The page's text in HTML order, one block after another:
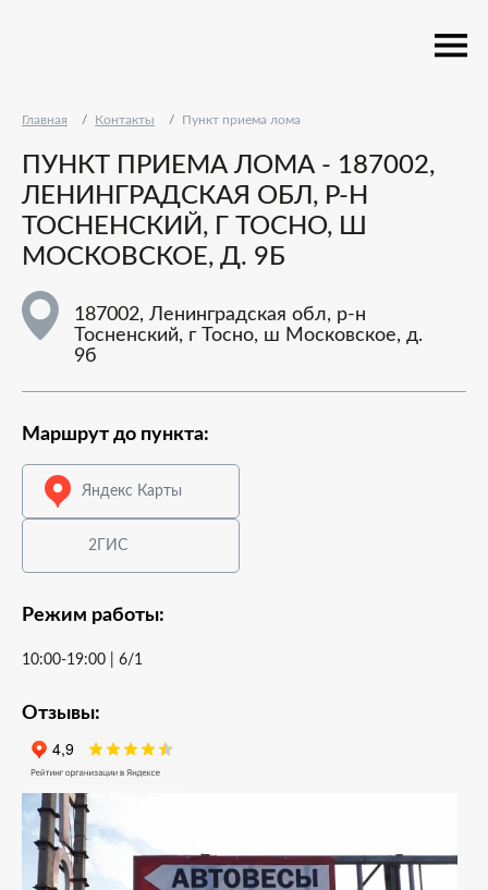
Главная Контакты Пункт приема лома
ПУНКТ ПРИЕМА ЛОМА - 187002,
ЛЕНИНГРАДСКАЯ ОБЛ, Р-Н
ТОСНЕНСКИЙ, Г ТОСНО, Ш
МОСКОВСКОЕ, Д. 9Б
187002, Ленинградская обл, р-н
Тосненский, г Тосно, ш Московское, д.
9б
Маршрут до пункта:
Яндекс Карты
2ГИС
Режим работы:
10:00-19:00 | 6/1
Отзывы: